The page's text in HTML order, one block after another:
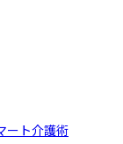
ート介護術